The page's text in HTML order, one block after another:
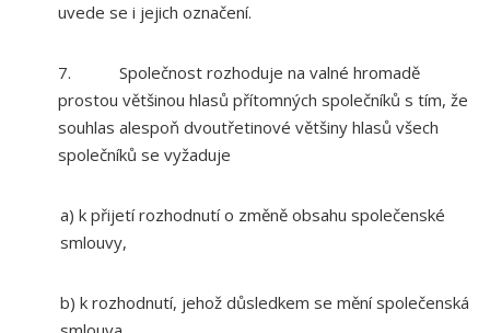
uvede se i jejich označení.
7. Společnost rozhoduje na valné hromadě
prostou většinou hlasů přítomných společníků s tím, že
souhlas alespoň dvoutřetinové většiny hlasů všech
společníků se vyžaduje
a) k přijetí rozhodnutí o změně obsahu společenské
smlouvy,
b) k rozhodnutí, jehož důsledkem se mění společenská